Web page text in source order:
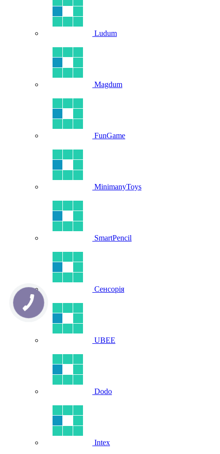
Ludum
Magdum
FunGame
MinimanyToys
SmartPencil
Сенсорія
UBEE
Dodo
Intex